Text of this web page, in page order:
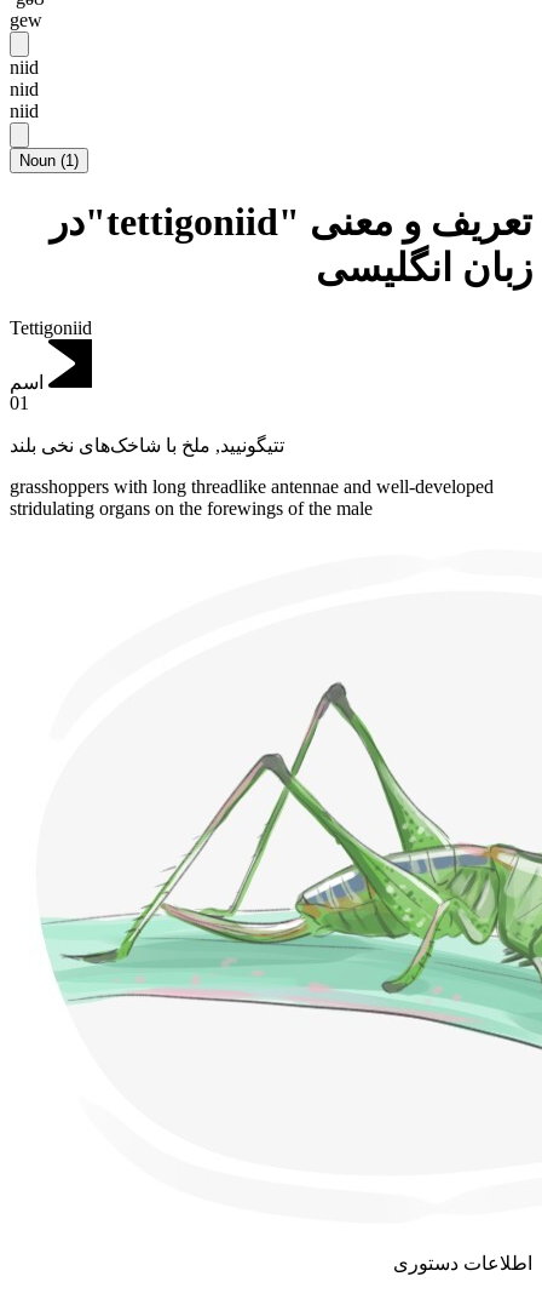
gew
niid
niɪd
niid
Noun (1)
تعریف و معنی "tettigoniid"در
زبان انگلیسی
Tettigoniid
اسم
01
تتیگونیید, ملخ با شاخک‌های نخی بلند
grasshoppers with long threadlike antennae and well-developed
stridulating organs on the forewings of the male
اطلاعات دستوری